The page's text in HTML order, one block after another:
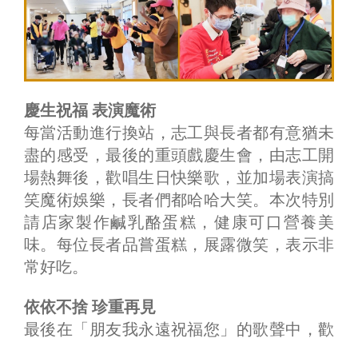
慶生祝福 表演魔術
每當活動進行換站，志工與長者都有意猶未
盡的感受，最後的重頭戲慶生會，由志工開
場熱舞後，歡唱生日快樂歌，並加場表演搞
笑魔術娛樂，長者們都哈哈大笑。本次特別
請店家製作鹹乳酪蛋糕，健康可口營養美
味。每位長者品嘗蛋糕，展露微笑，表示非
常好吃。
依依不捨 珍重再見
最後在「朋友我永遠祝福您」的歌聲中，歡